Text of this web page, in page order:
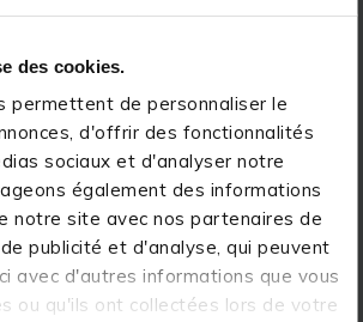
des cookies.
permettent de personnaliser le
d'offrir des fonctionnalités
sociaux et d'analyser notre
également des informations
notre site avec nos partenaires de
publicité et d'analyse, qui peuvent
avec d'autres informations que vous
ou qu'ils ont collectées lors de votre
confort optimal pendant les combats.
une prise en main ferme et agréable,
les plus dures, réduisant la
le contrôle pendant les phases
et de lutte avec le poisson.
et fonctionnalité